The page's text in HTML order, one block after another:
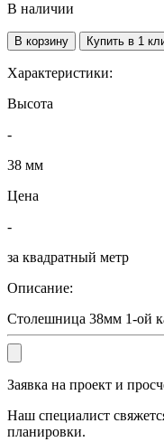
В наличии
В корзину Купить в 1
Характеристики:
Высота
-
38 мм
Цена
-
за квадратный метр
Описание:
Столешница 38мм 1-ой
Заявка на проект и
Наш специалист
планировки.